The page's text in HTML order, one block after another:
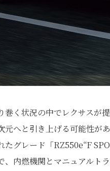
巻く状況の中でレクサスが
元へと引き上げる可能性が
たグレード「RZ550e“F
、内燃機関とマニュアルト